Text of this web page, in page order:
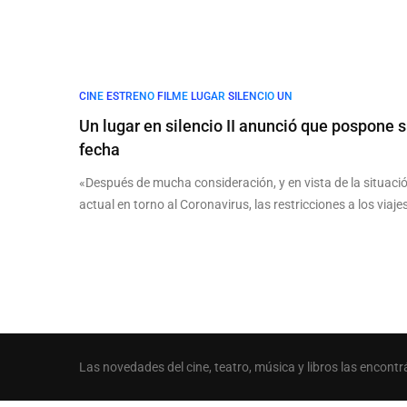
CINE ESTRENO FILME LUGAR SILENCIO UN
Un lugar en silencio II anunció que pospone
fecha
«Después de mucha consideración, y en vista de la
actual en torno al Coronavirus, las restricciones a los
Las novedades del cine, teatro, música y libros las